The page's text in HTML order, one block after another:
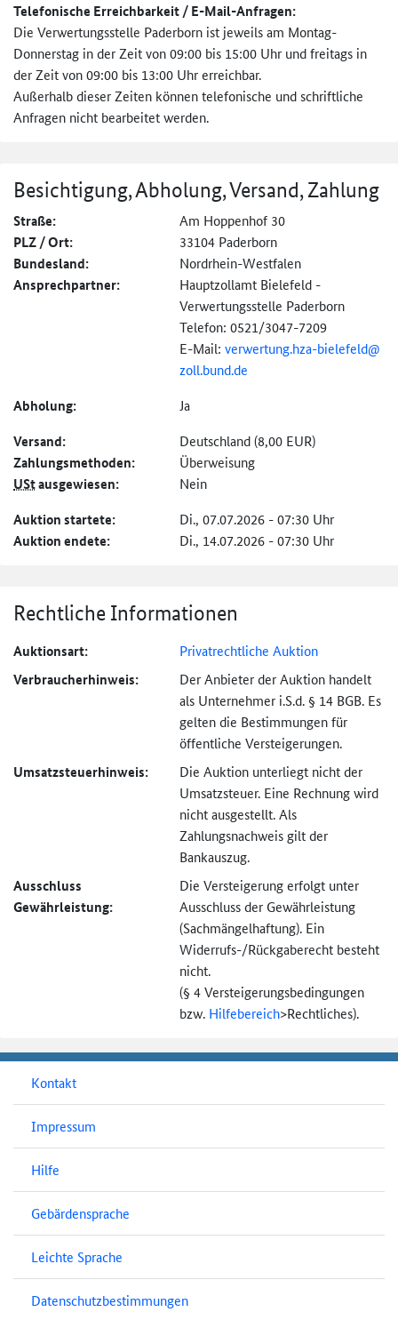
Telefonische Erreichbarkeit / E-Mail-Anfragen:
Die Verwertungsstelle Paderborn ist jeweils am Montag-
Donnerstag in der Zeit von 09:00 bis 15:00 Uhr und freitags in
der Zeit von 09:00 bis 13:00 Uhr erreichbar.
Außerhalb dieser Zeiten können telefonische und schriftliche
Anfragen nicht bearbeitet werden.
Besichtigung, Abholung, Versand, Zahlung
Straße: Am Hoppenhof 30
PLZ / Ort: 33104 Paderborn
Bundesland: Nordrhein-Westfalen
Ansprechpartner:
Hauptzollamt Bielefeld -
Verwertungsstelle Paderborn
Telefon: 0521/3047-7209
E-Mail: verwertung.hza-bielefeld@
zoll.bund.de
Abholung: Ja
Versand: Deutschland (8,00 EUR)
Zahlungs­methoden: Überweisung
UStausgewiesen: Nein
Auktion startete: Di., 07.07.2026 - 07:30 Uhr
Auktion endete: Di., 14.07.2026 - 07:30 Uhr
Rechtliche Informationen
Auktionsart: Privatrechtliche Auktion
Verbraucher­hinweis:
Der Anbieter der Auktion handelt
als Unternehmer i.S.d. § 14 BGB. Es
gelten die Bestimmungen für
öffentliche Versteigerungen.
Umsatzsteuer­hinweis:
Die Auktion unterliegt nicht der
Umsatzsteuer. Eine Rechnung wird
nicht ausgestellt. Als
Zahlungsnachweis gilt der
Bankauszug.
Ausschluss
Gewährleistung:
Die Versteigerung erfolgt unter
Ausschluss der Gewährleistung
(Sachmängel­haftung). Ein
Widerrufs-/Rückgaberecht besteht
nicht.
(§ 4 Versteigerungs­bedingungen
bzw. Hilfebereich>Rechtliches).
Kontakt
Impressum
Hilfe
Gebärdensprache
Leichte Sprache
Datenschutzbestimmungen